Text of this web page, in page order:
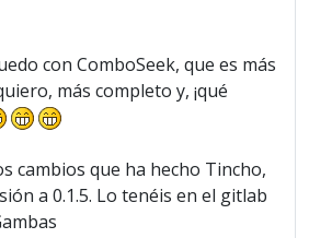
con ComboSeek, que es más
más completo y, ¡qué
cambios que ha hecho Tincho,
a 0.1.5. Lo tenéis en el gitlab